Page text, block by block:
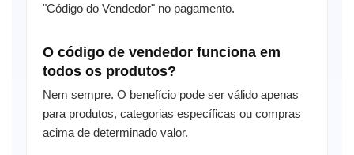
"Código do Vendedor" no pagamento.
O código de vendedor funciona em
todos os produtos?
Nem sempre. O benefício pode ser válido apenas
para produtos, categorias específicas ou compras
acima de determinado valor.